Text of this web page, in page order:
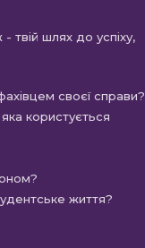
твій шлях до успіху,
своєї справи?
користується
життя?